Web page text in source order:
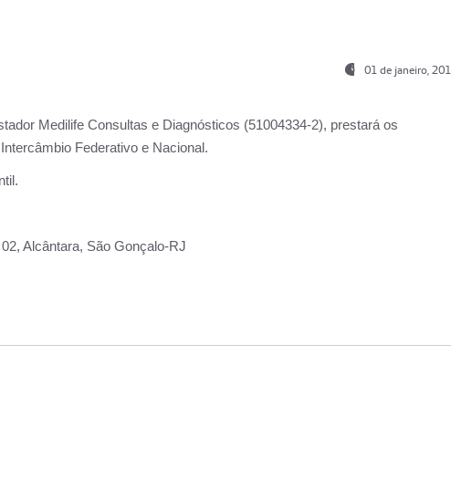
01 de janeiro,
Medilife Consultas e Diagnósticos (51004334-2), prestará os
Federativo e Nacional.
Alcântara, São Gonçalo-RJ